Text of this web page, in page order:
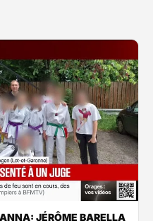
JÉRÔME BARELLA